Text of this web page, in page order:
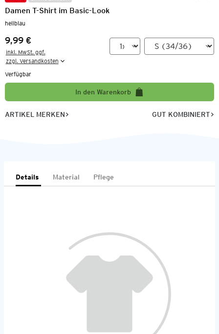
Damen T-Shirt im Basic-Look
hellblau
Preis:
9,99 €
inkl. MwSt. ggf.
zzgl. Versandkosten
Verfügbar
In den Warenkorb
ARTIKEL MERKEN GUT KOMBINIERT
Details Material Pflege